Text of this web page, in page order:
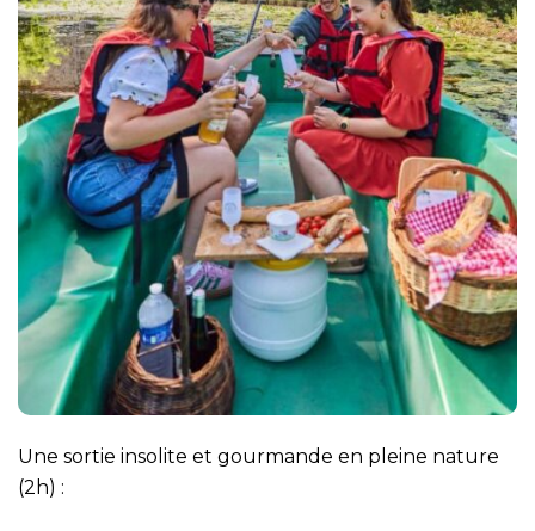
Une sortie insolite et gourmande en pleine nature
(2h) :